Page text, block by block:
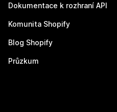
Dokumentace k rozhraní API
Komunita Shopify
Blog Shopify
Průzkum